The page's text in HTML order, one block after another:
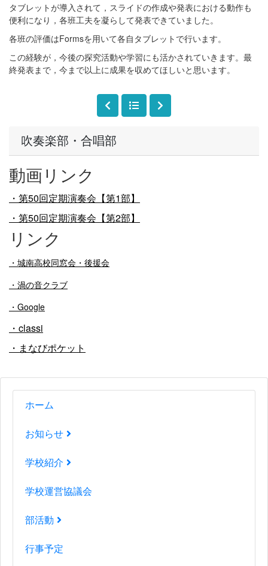
吹奏楽部・合唱部
動画リンク
・第50回定期演奏会【第1部】
・第50回定期演奏会【第2部】
リンク
・ 城南高校同窓会・後援会
・渦の音クラブ
・Google
・classi
・まなびポケット
ホーム
お知らせ
学校紹介
学校運営協議会
部活動
行事予定
タブレットが導入されて，スライドの作成や発表における動作も
便利になり，各班工夫を凝らして発表できていました。
各班の評価はFormsを用いて各自タブレットで行います。
この経験が，今後の探究活動や学習にも活かされていきます。最
終発表まで，今まで以上に成果を収めてほしいと思います。